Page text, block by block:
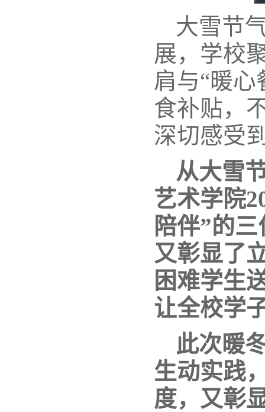
大雪节
展，学校
肩与“暖
食补贴，
深切感受
从大雪
艺术学院
陪伴”的
又彰显了
困难学生
让全校学
此次暖
生动实践
度，又彰